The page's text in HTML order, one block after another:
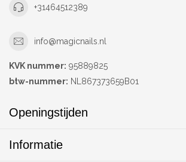
+31464512389
info@magicnails.nl
KVK nummer: 95889825
btw-nummer: NL867373659B01
Openingstijden
Informatie